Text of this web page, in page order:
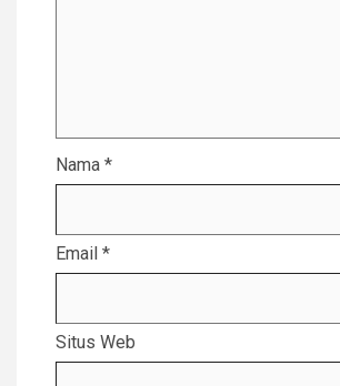
Nama *
Email *
Situs Web